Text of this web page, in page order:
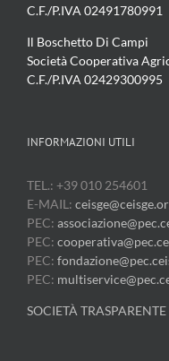
C.F./P.IVA 02491780991
Il Boschetto Di Campi
Società Cooperativa
C.F./P.IVA 02429300995
INFORMAZIONI UTILI
TEL.: +39 010 254601
E-MAIL:
PEC:
PEC:
PEC:
PEC:
SOCIETÀ TRASPARENTE